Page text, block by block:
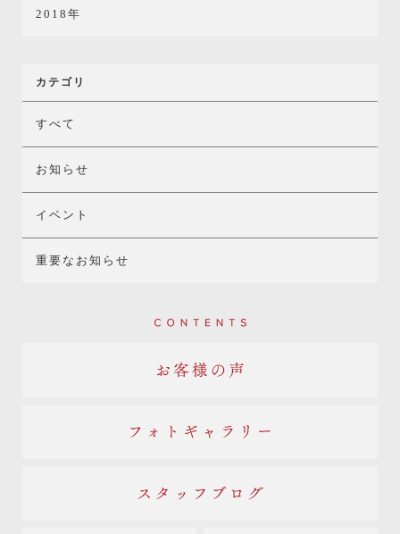
2018年
カテゴリ
すべて
お知らせ
イベント
重要なお知らせ
Contents
お客様の声
フォトギャラリー
スタッフブログ